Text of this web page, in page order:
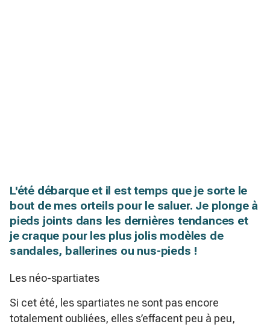
L'été débarque et il est temps que je sorte le
bout de mes orteils pour le saluer. Je plonge à
pieds joints dans les dernières tendances et
je craque pour les plus jolis modèles de
sandales, ballerines ou nus-pieds !
Les néo-spartiates
Si cet été, les spartiates ne sont pas encore
totalement oubliées, elles s’effacent peu à peu,